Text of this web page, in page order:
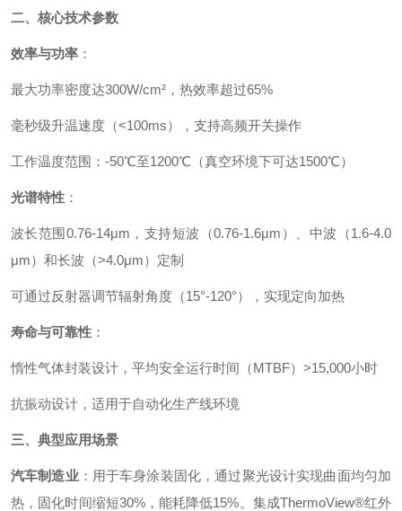
二、核心技术参数
效率与功率 ：
最大功率密度达300W/cm²，热效率超过65%
毫秒级升温速度（<100ms），支持高频开关操作
工作温度范围：-50℃至1200℃（真空环境下可达1500℃）
光谱特性 ：
波长范围0.76-14μm，支持短波（0.76-1.6μm）、中波（1.6-4.0
μm）和长波（>4.0μm）定制
可通过反射器调节辐射角度（15°-120°），实现定向加热
寿命与可靠性 ：
惰性气体封装设计，平均安全运行时间（MTBF）>15,000小时
抗振动设计，适用于自动化生产线环境
三、典型应用场景
汽车制造业： 用于车身涂装固化，通过聚光设计实现曲面均匀加
热，固化时间缩短30%，能耗降低15%。集成ThermoView®红外